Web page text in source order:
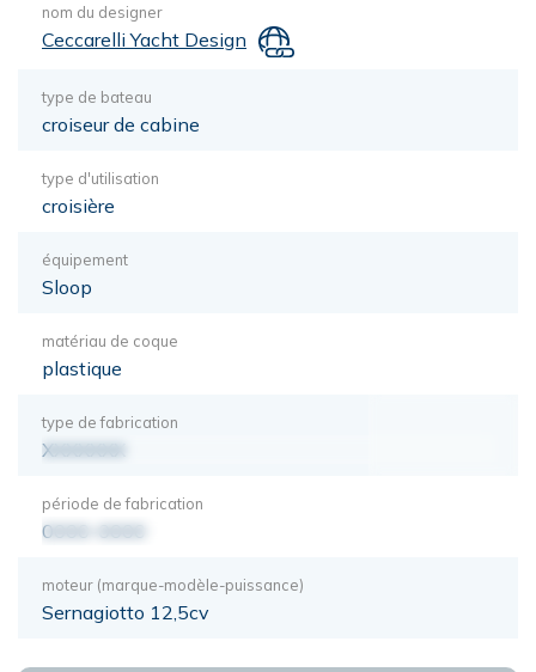
nom du designer
Ceccarelli Yacht Design
type de bateau
croiseur de cabine
type d'utilisation
croisière
équipement
Sloop
matériau de coque
plastique
type de fabrication
XXXXXXX
période de fabrication
0000-0000
moteur (marque-modèle-puissance)
Sernagiotto 12,5cv